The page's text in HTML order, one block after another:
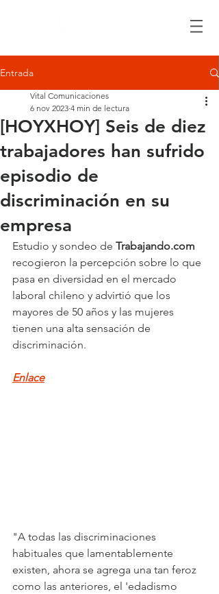
Entrada
[HOYXHOY] Seis de diez
trabajadores han sufrido
episodio de
discriminación en su
empresa
Vital Comunicaciones
6 nov 2023 4 min de lectura
Estudio y sondeo de Trabajando.com
recogieron la percepción sobre lo que
pasa en diversidad en el mercado
laboral chileno y advirtió que los
mayores de 50 años y las mujeres
tienen una alta sensación de
discriminación.
Enlace
"A todas las discriminaciones
habituales que lamentablemente
existen, ahora se agrega una tan feroz
como las anteriores, el 'edadismo